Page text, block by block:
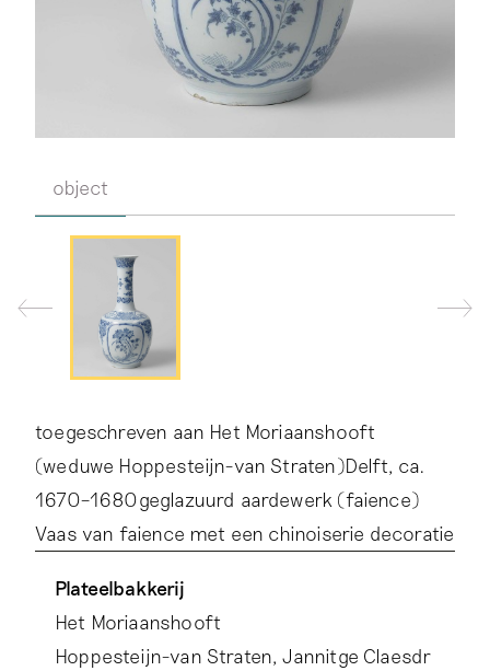
object
toegeschreven aan Het Moriaanshooft
(weduwe Hoppesteijn-van Straten)Delft, ca.
1670–1680geglazuurd aardewerk (faience)
Vaas van faience met een chinoiserie decoratie
Plateelbakkerij
Het Moriaanshooft
Hoppesteijn-van Straten, Jannitge Claesdr